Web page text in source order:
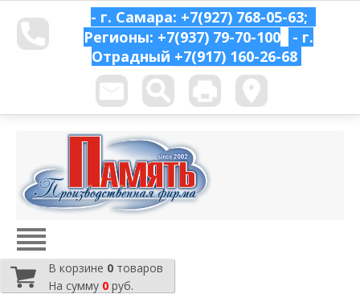
- г. Самара: +7(927) 768-05-63;
Регионы: +7(937) 79-70-100
- г.
Отрадный +7(917) 160-26-68
В корзине 0 товаров
На сумму 0 руб.